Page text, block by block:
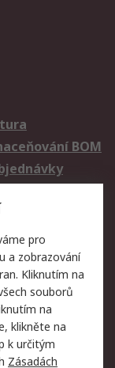
BOM
podmínky
RS
pošty
údajů
pro
a zobrazování
Kliknutím na
souborů
na
klikněte na
k určitým
Zásadách